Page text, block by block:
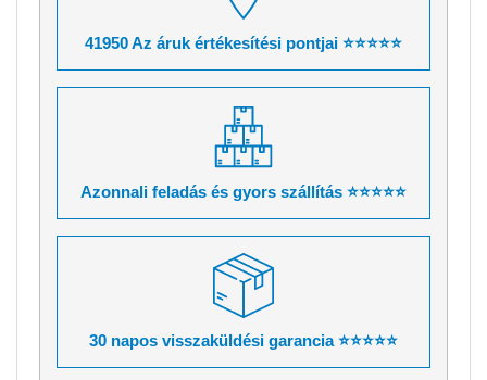
41950 Az áruk értékesítési pontjai ⭐⭐⭐⭐⭐
Azonnali feladás és gyors szállítás ⭐⭐⭐⭐⭐
30 napos visszaküldési garancia ⭐⭐⭐⭐⭐